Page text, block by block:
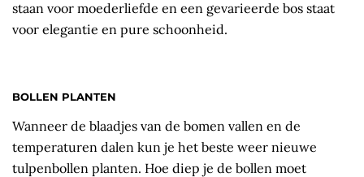
staan voor moederliefde en een gevarieerde bos staat
voor elegantie en pure schoonheid.
BOLLEN PLANTEN
Wanneer de blaadjes van de bomen vallen en de
temperaturen dalen kun je het beste weer nieuwe
tulpenbollen planten. Hoe diep je de bollen moet